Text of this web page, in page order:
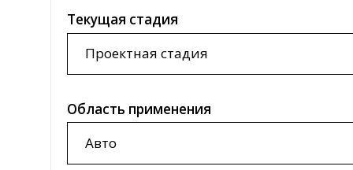
Область применения
Климатические условия